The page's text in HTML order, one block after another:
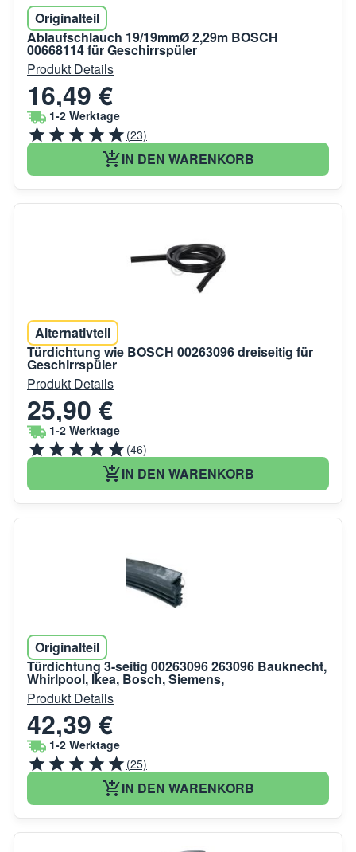
Originalteil
Ablaufschlauch 19/19mmØ 2,29m BOSCH
00668114 für Geschirrspüler
Produkt Details
16,49 €
1-2 Werktage
(23)
IN DEN WARENKORB
Alternativteil
Türdichtung wie BOSCH 00263096 dreiseitig für
Geschirrspüler
Produkt Details
25,90 €
1-2 Werktage
(46)
IN DEN WARENKORB
Originalteil
Türdichtung 3-seitig 00263096 263096 Bauknecht,
Whirlpool, Ikea, Bosch, Siemens,
Produkt Details
42,39 €
1-2 Werktage
(25)
IN DEN WARENKORB